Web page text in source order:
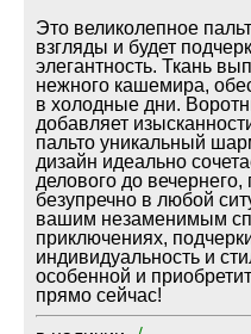
Это великолепное
взгляды и будет
элегантность. Ткань
нежного кашемира,
в холодные дни.
добавляет
пальто уникальный
дизайн идеально
делового до
безупречно в любой
вашим незаменимым
приключениях,
индивидуальность и
особенной и
прямо сейчас!